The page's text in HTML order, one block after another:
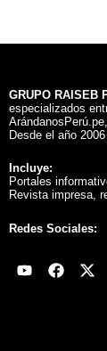
GRUPO RAISEB
especializados
Desde el año
Incluye:
Portales
Revista impresa,
Redes Sociales:
Youtube X-